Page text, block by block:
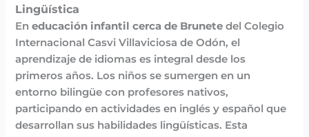
Lingüística
Eneducación infantil cerca de Brunete del Colegio
Internacional Casvi Villaviciosa de Odón, el
aprendizaje de idiomas es integral desde los
primeros años. Los niños se sumergen en un
entorno bilingüe con profesores nativos,
participando en actividades en inglés y español que
desarrollan sus habilidades lingüísticas. Esta